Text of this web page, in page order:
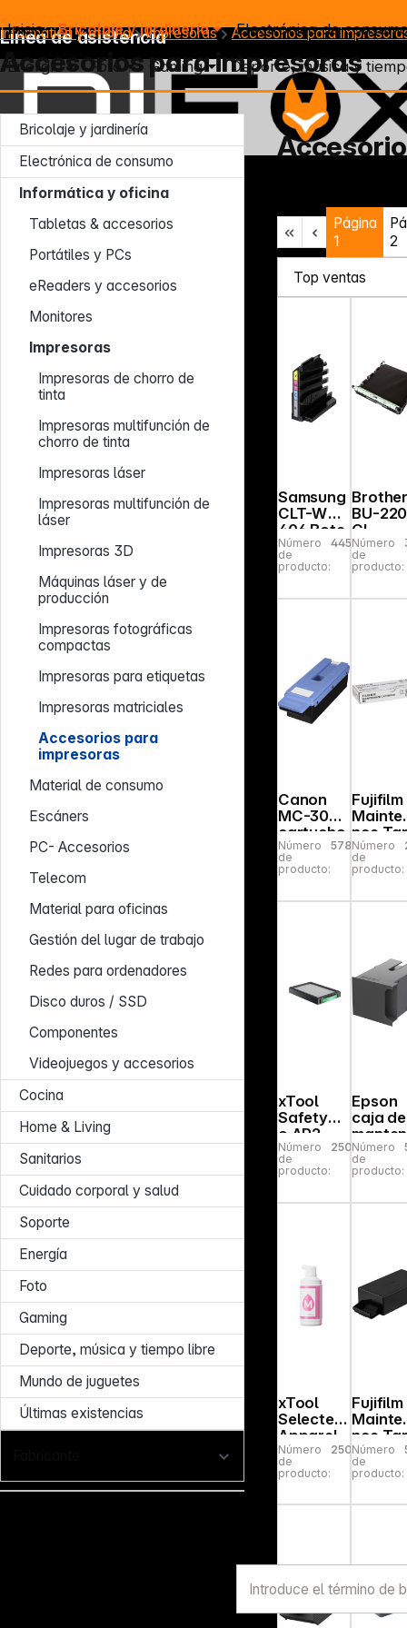
Inicio Bricolaje y jardinería Electrónica de
Energía Foto Gaming Deporte, música y
Informática y oficina Impresoras Accesorios para
Accesorios para impresoras
Bricolaje y jardinería
Electrónica de consumo
Informática y oficina
Tabletas & accesorios
Portátiles y PCs
eReaders y accesorios
Monitores
Impresoras
Impresoras de chorro de
tinta
Impresoras multifunción de
chorro de tinta
Impresoras láser
Impresoras multifunción de
láser
Impresoras 3D
Máquinas láser y de
producción
Impresoras fotográficas
compactas
Impresoras para etiquetas
Impresoras matriciales
Accesorios para
impresoras
Material de consumo
Escáners
PC- Accesorios
Telecom
Material para oficinas
Gestión del lugar de trabajo
Redes para ordenadores
Disco duros / SSD
Componentes
Videojuegos y accesorios
Cocina
Home & Living
Sanitarios
Cuidado corporal y salud
Soporte
Energía
Foto
Gaming
Deporte, música y tiempo libre
Mundo de juguetes
Últimas existencias
Página
1
2
Samsung
CLT-W
406 Bote
residual
de tóner
Número
de
producto:
445951
Brother
BU-220
CL
Número
de
producto:
Canon
MC-30
cartucho
de
mantenim
iento
Número
de
producto:
578916
Fujifilm
nce
DX
Número
de
producto:
xTool
SafetyPr
o AP2
V1.0-
Medium
Efficienc
y Filter
Número
de
producto:
250198
Epson
caja de
iento T
671
WorkFor
ce Pro
Número
de
producto:
xTool
Selected
Apparel
Printer
Ink -
Magenta
(500 ml)
Número
de
producto:
250142
Fujifilm
nce
DE
Número
de
producto:
Línea de asistencia
Lun – Jue: 7:30 – 16:30 (CET)
Vie: 7:30 – 13:30 (CET)
Tel.: +49 931 9708 - 466